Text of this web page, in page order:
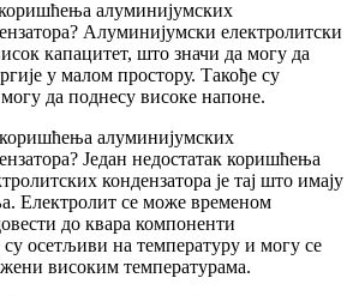
алуминијумских
Алуминијумски електролитски
капацитет, што значи да могу да
у малом простору. Такође су
да поднесу високе напоне.
алуминијумских
Један недостатак коришћења
кондензатора је тај што имају
Електролит се може временом
до квара компоненти
су осетљиви на температуру и могу се
високим температурама.